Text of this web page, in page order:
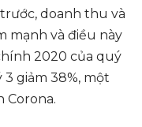
doanh thu và
mạnh và điều này
2020 của quý
giảm 38%, một
Corona.